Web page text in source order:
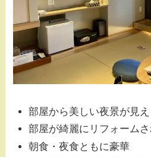
部屋から美しい夜景が見え
部屋が綺麗にリフォーム
朝食・夜食ともに豪華